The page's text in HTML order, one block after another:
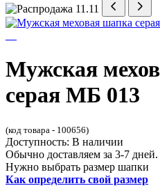
Мужская
серая МБ 013
(код товара - 100656)
Доступность: В наличии
Обычно доставляем за 3-7 дней.
Нужно выбрать размер шапки
Как определить свой размер